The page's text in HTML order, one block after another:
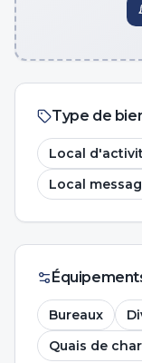
Type de
Local
Local
Bureaux
Quais de